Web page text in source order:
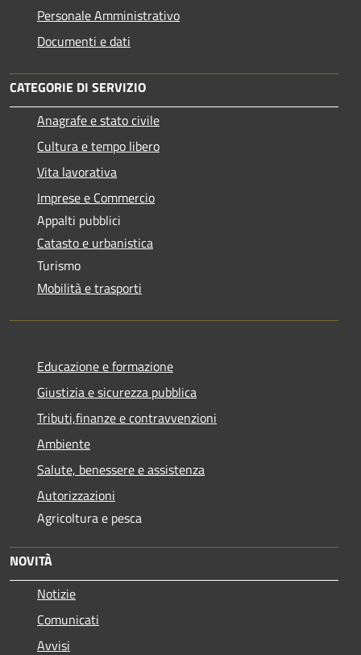
Personale Amministrativo
Documenti e dati
CATEGORIE DI SERVIZIO
Anagrafe e stato civile
Cultura e tempo libero
Vita lavorativa
Imprese e Commercio
Appalti pubblici
Catasto e urbanistica
Turismo
Mobilità e trasporti
Educazione e formazione
Giustizia e sicurezza pubblica
Tributi,finanze e contravvenzioni
Ambiente
Salute, benessere e assistenza
Autorizzazioni
Agricoltura e pesca
NOVITÀ
Notizie
Comunicati
Avvisi